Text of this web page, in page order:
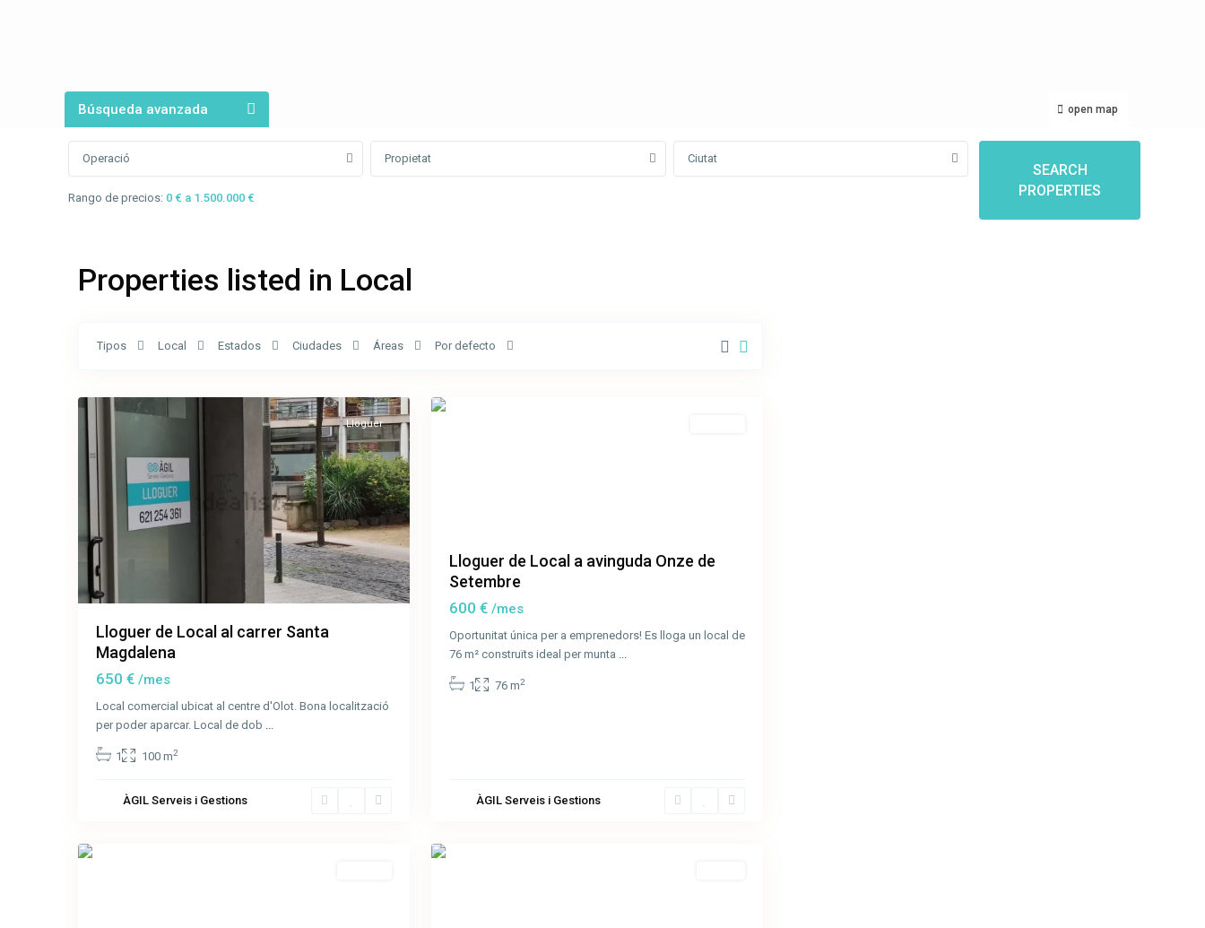
open map
Búsqueda avanzada
Operació Propietat Ciutat
Rango de precios: 0 € a 1.500.000 €
SEARCH
PROPERTIES
Properties listed in Local
Tipos Local Estados Ciudades Áreas Por defecto
Santa
Lloguer
Lloguer de Local al carrer Santa
Magdalena
650 € /mes
Local comercial ubicat al centre d'Olot. Bona localització
per poder aparcar. Local de dob ...
1 100 m2
ÀGIL Serveis i Gestions
de
Lloguer de Local a avinguda Onze de
Setembre
600 € /mes
Oportunitat única per a emprenedors! Es lloga un local de
76 m² construïts ideal per munta
1 76 m2
ÀGIL Serveis i Gestions
Calle
Josep
Obrer
Sant
,